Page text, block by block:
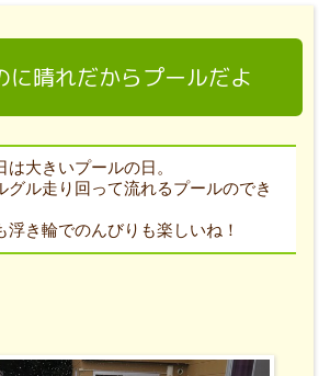
に晴れだからプールだよ
は大きいプールの日。
グル走り回って流れるプールのでき
浮き輪でのんびりも楽しいね！